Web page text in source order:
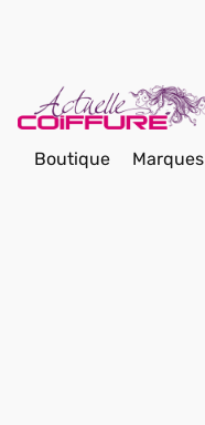
Boutique Marques